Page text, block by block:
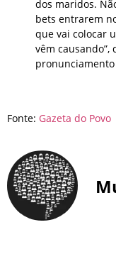
dos maridos.
bets entrarem
que vai colocar
vêm causando”,
pronunciamento
Fonte: Gazeta do Povo